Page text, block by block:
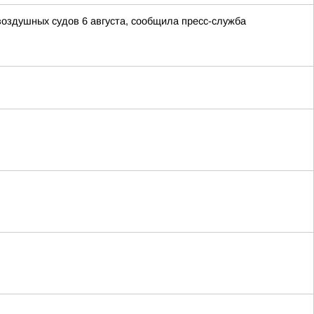
судов 6 августа, сообщила пресс-служба